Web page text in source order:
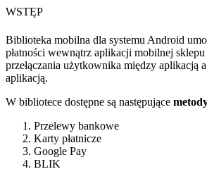
WSTĘP
Biblioteka mobilna dla systemu Android
płatności wewnątrz aplikacji mobilnej
przełączania użytkownika między aplikacją
aplikacją.
W bibliotece dostępne są następujące
Przelewy bankowe
Karty płatnicze
Google Pay
BLIK